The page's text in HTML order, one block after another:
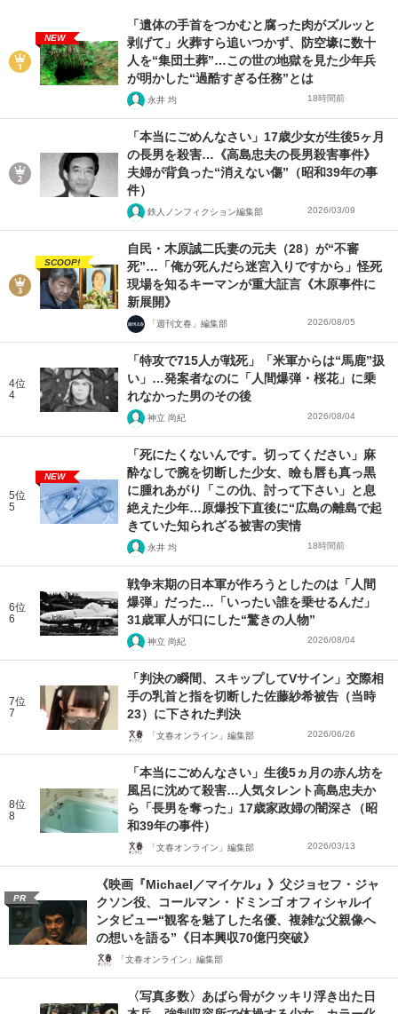
NEW
「遺体の手首をつかむと腐った肉がズルッと
剥げて」火葬すら追いつかず、防空壕に数十
人を“集団土葬”…この世の地獄を見た少年兵
が明かした“過酷すぎる任務”とは
永井 均 18時間前
「本当にごめんなさい」17歳少女が生後5ヶ月
の長男を殺害…《高島忠夫の長男殺害事件》
夫婦が背負った“消えない傷”（昭和39年の事
件）
鉄人ノンフィクション編集部 2026/03/09
SCOOP!
自民・木原誠二氏妻の元夫（28）が“不審
死”…「俺が死んだら迷宮入りですから」怪死
現場を知るキーマンが重大証言《木原事件に
新展開》
「週刊文春」編集部 2026/08/05
4位
4
「特攻で715人が戦死」「米軍からは“馬鹿”扱
い」…発案者なのに「人間爆弾・桜花」に乗
れなかった男のその後
神立 尚紀 2026/08/04
5位
5
NEW
「死にたくないんです。切ってください」麻
酔なしで腕を切断した少女、瞼も唇も真っ黒
に腫れあがり「この仇、討って下さい」と息
絶えた少年…原爆投下直後に“広島の離島で起
きていた知られざる被害の実情
永井 均 18時間前
6位
6
戦争末期の日本軍が作ろうとしたのは「人間
爆弾」だった…「いったい誰を乗せるんだ」
31歳軍人が口にした“驚きの人物”
神立 尚紀 2026/08/04
7位
7
「判決の瞬間、スキップしてVサイン」交際相
手の乳首と指を切断した佐藤紗希被告（当時
23）に下された判決
「文春オンライン」編集部 2026/06/26
8位
8
「本当にごめんなさい」生後5ヵ月の赤ん坊を
風呂に沈めて殺害…人気タレント高島忠夫か
ら「長男を奪った」17歳家政婦の闇深さ（昭
和39年の事件）
「文春オンライン」編集部 2026/03/13
PR
《映画『Michael／マイケル』》父ジョセフ・ジャ
クソン役、コールマン・ドミンゴ オフィシャルイ
ンタビュー“観客を魅了した名優、複雑な父親像へ
の想いを語る”《日本興収70億円突破》
「文春オンライン」編集部
〈写真多数〉あばら骨がクッキリ浮き出た日